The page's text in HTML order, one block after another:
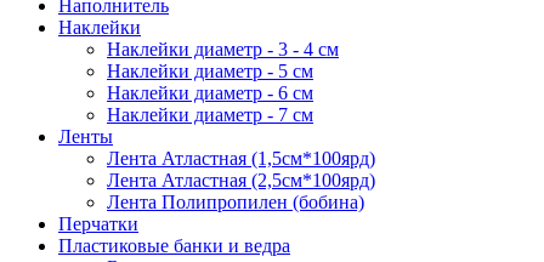
Наполнитель
Наклейки
Наклейки диаметр - 3 - 4 см
Наклейки диаметр - 5 см
Наклейки диаметр - 6 см
Наклейки диаметр - 7 см
Ленты
Лента Атластная (1,5см*100ярд)
Лента Атластная (2,5см*100ярд)
Лента Полипропилен (бобина)
Перчатки
Пластиковые банки и ведра